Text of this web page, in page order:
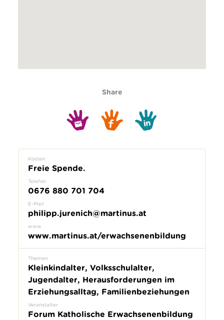
Share
Kosten
Freie Spende.
Telefon
0676 880 701 704
E-Mail
philipp.jurenich@martinus.at
www
www.martinus.at/erwachsenenbildung
Themen
Kleinkindalter, Volksschulalter,
Jugendalter, Herausforderungen im
Erziehungsalltag, Familienbeziehungen
Veranstalter
Forum Katholische Erwachsenenbildung